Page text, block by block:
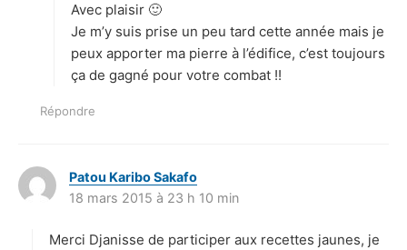
:
Avec plaisir 🙂
Je m’y suis prise un peu tard cette année mais je
peux apporter ma pierre à l’édifice, c’est toujours
ça de gagné pour votre combat !!
Répondre
Patou Karibo Sakafo
i
18 mars 2015 à 23 h 10 min
Merci Djanisse de participer aux recettes jaunes, je